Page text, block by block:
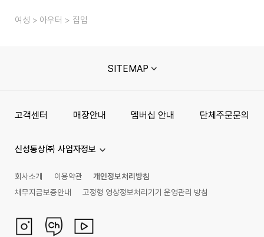
여성 아우터 집업
SITEMAP
고객센터 매장안내 멤버십 안내 단체주문문의
신성통상㈜ 사업자정보
회사소개 이용약관
개인정보처리방침
채무지급보증안내
고정형 영상정보처리기기 운영관리 방침